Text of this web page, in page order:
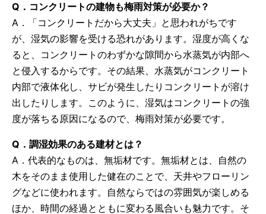
Q．コンクリートの建物も梅雨対策が必要か？
A．「コンクリートだから大丈夫」と思われがちです
が、湿気の影響を受ける恐れがあります。湿度が高くな
ると、コンクリートのわずかな隙間から水蒸気が内部へ
と侵入するからです。その結果、水蒸気がコンクリート
内部で液体化し、サビが発生したりコンクリートが溶け
出したりします。このように、湿気はコンクリートの強
度が落ちる原因になるので、梅雨対策が必要です。
Q．調湿効果のある建材とは？
A．代表的なものは、無垢材です。無垢材とは、自然の
木をそのまま使用した健在のことで、天井やフローリン
グなどに使われます。自然ならではの雰囲気が楽しめる
ほか、時間の経過とともに変わる風合いも魅力です。そ